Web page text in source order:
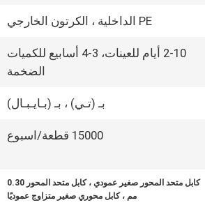
PE الداخلية ، الكرتون الخارجي
2-10 أيام للعينات، 3-4 أسابيع للكميات
الضخمة
بـ (تـي) ، بـ (بـايـبـال)
15000 قطعة/اسبوع
كابل متحد المحور صغير عمودي ، كابل متحد المحور 0.30
مم ، كابل محوري صغير متزاوج عموديًا